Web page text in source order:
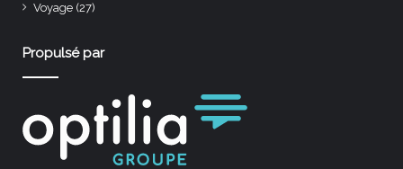
Voyage (27)
Propulsé par